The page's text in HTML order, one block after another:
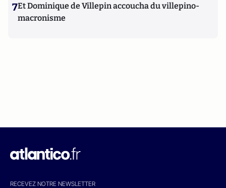
7Et Dominique de Villepin accoucha du villepino-
macronisme
RECEVEZ NOTRE NEWSLETTER